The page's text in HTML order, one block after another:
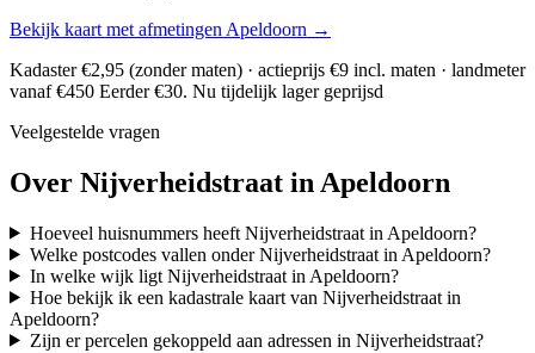
Bekijk kaart met afmetingen Apeldoorn →
Kadaster €2,95 (zonder maten) · actieprijs €9 incl. maten · landmeter
vanaf €450 Eerder €30. Nu tijdelijk lager geprijsd
Veelgestelde vragen
Over Nijverheidstraat in Apeldoorn
Hoeveel huisnummers heeft Nijverheidstraat in Apeldoorn?
Welke postcodes vallen onder Nijverheidstraat in Apeldoorn?
In welke wijk ligt Nijverheidstraat in Apeldoorn?
Hoe bekijk ik een kadastrale kaart van Nijverheidstraat in
Apeldoorn?
Zijn er percelen gekoppeld aan adressen in Nijverheidstraat?